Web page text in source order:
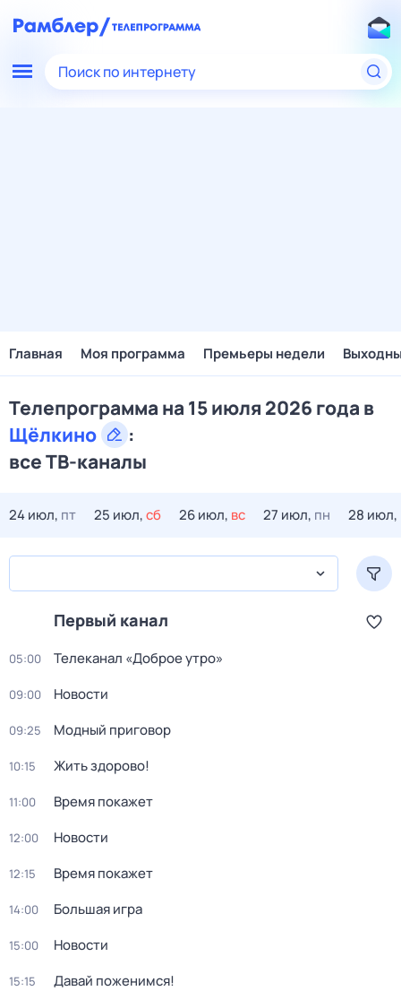
Поиск по интернету
Главная Моя программа Премьеры недели
Телепрограмма на 15 июля 2026 года в
Щёлкино
:
все ТВ-каналы
24 июл, пт 25 июл,сб 26 июл, вс 27 июл, пн 28 июл,
Первый канал
05:00 Телеканал «Доброе утро»
09:00 Новости
09:25 Модный приговор
10:15 Жить здорово!
11:00 Время покажет
12:00 Новости
12:15 Время покажет
14:00 Большая игра
15:00 Новости
15:15 Давай поженимся!